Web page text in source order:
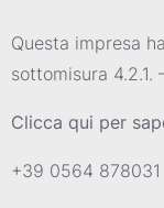
Questa impresa
sottomisura 4.2.1.
Clicca qui per
+39 0564 878031